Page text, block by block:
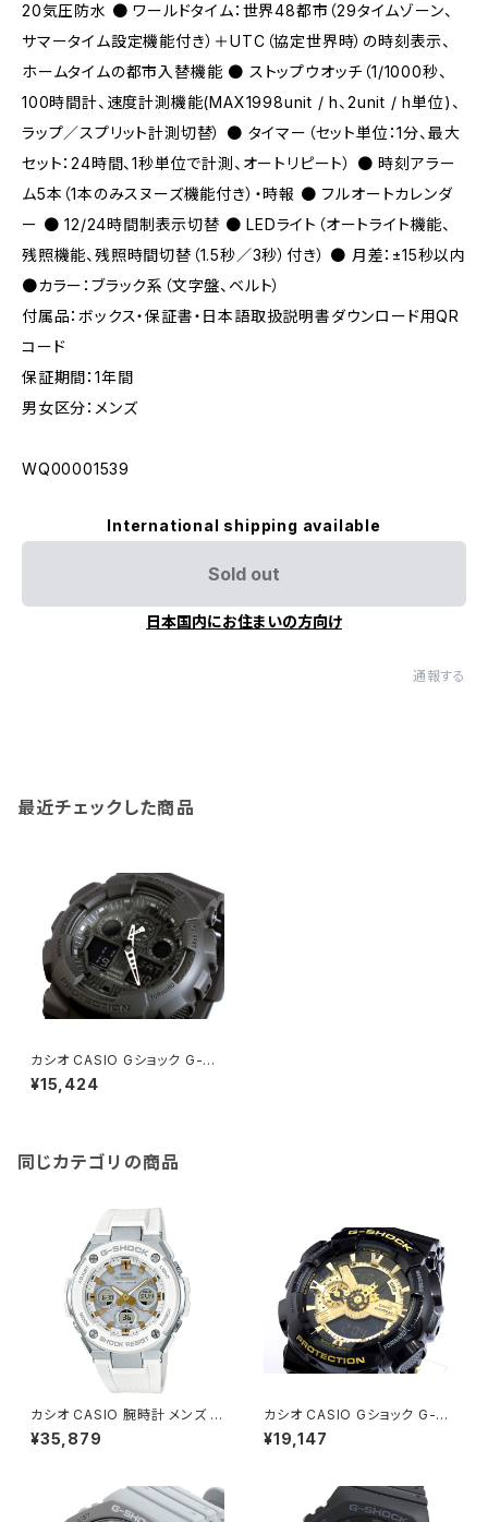
20気圧防水 ● ワールドタイム：世界48都市（29タイムゾーン、
サマータイム設定機能付き）＋UTC（協定世界時）の時刻表示、
ホームタイムの都市入替機能 ● ストップウオッチ（1/1000秒、
100時間計、速度計測機能(MAX1998unit / h、2unit / h単位)、
ラップ／スプリット計測切替） ● タイマー（セット単位：1分、最大
セット：24時間、1秒単位で計測、オートリピート） ● 時刻アラー
ム5本（1本のみスヌーズ機能付き）・時報 ● フルオートカレンダ
ー ● 12/24時間制表示切替 ● LEDライト（オートライト機能、
残照機能、残照時間切替（1.5秒／3秒）付き） ● 月差：±15秒以内
●カラー：ブラック系（文字盤、ベルト）
付属品：ボックス・保証書・日本語取扱説明書ダウンロード用QR
コード
保証期間：1年間
男女区分：メンズ
WQ00001539
International shipping available
Sold out
日本国内にお住まいの方向け
通報する
最近チェックした商品
カシオ CASIO Gショック G-SH
OCK アナデジ 腕時計 GA-100
-1A1JF 国内正規 ブラック
¥15,424
同じカテゴリの商品
カシオ CASIO 腕時計 メンズ G
ST-W300-7AJF G-SHOCK
クォーツ シルバー ホワイト国内
¥35,879
カシオ CASIO Gショック G-SH
OCK ハイパーカラーズ 腕時計
GA-110GB-１A ゴールド
¥19,147